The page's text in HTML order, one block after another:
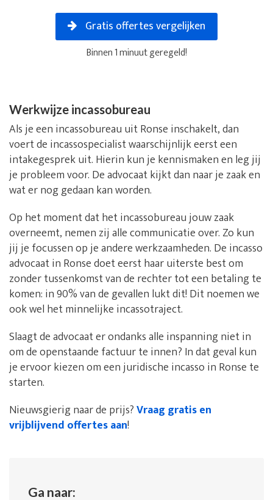
Gratis offertes vergelijken
Binnen 1 minuut geregeld!
Werkwijze incassobureau
Als je een incassobureau uit Ronse inschakelt, dan
voert de incassospecialist waarschijnlijk eerst een
intakegesprek uit. Hierin kun je kennismaken en leg jij
je probleem voor. De advocaat kijkt dan naar je zaak en
wat er nog gedaan kan worden.
Op het moment dat het incassobureau jouw zaak
overneemt, nemen zij alle communicatie over. Zo kun
jij je focussen op je andere werkzaamheden. De incasso
advocaat in Ronse doet eerst haar uiterste best om
zonder tussenkomst van de rechter tot een betaling te
komen: in 90% van de gevallen lukt dit! Dit noemen we
ook wel het minnelijke incassotraject.
Slaagt de advocaat er ondanks alle inspanning niet in
om de openstaande factuur te innen? In dat geval kun
je ervoor kiezen om een juridische incasso in Ronse te
starten.
Nieuwsgierig naar de prijs?Vraag gratis en
vrijblijvend offertes aan!
Ga naar: